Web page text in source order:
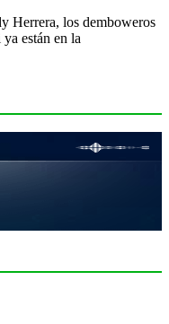
Herrera, los demboweros
están en la